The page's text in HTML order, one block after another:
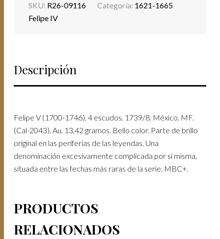
SKU: R26-09116 Categoría: 1621-1665
Felipe IV
Descripción
Felipe V (1700-1746). 4 escudos. 1739/8. México. MF.
(Cal-2043). Au. 13,42 gramos. Bello color. Parte de brillo
original en las periferias de las leyendas. Una
denominación excesivamente complicada por sí misma,
situada entre las fechas más raras de la serie. MBC+.
PRODUCTOS
RELACIONADOS